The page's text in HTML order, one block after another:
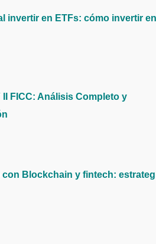
invertir en ETFs: cómo invertir en
II FICC: Análisis Completo y
Blockchain y fintech: